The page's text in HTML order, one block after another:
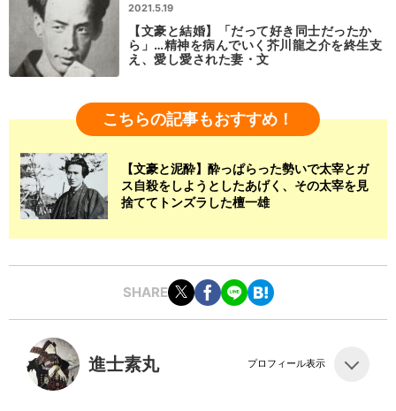
2021.5.19
【文豪と結婚】「だって好き同士だったか
ら」…精神を病んでいく芥川龍之介を終生支
え、愛し愛された妻・文
こちらの記事もおすすめ！
【文豪と泥酔】酔っぱらった勢いで太宰とガ
ス自殺をしようとしたあげく、その太宰を見
捨ててトンズラした檀一雄
SHARE
進士素丸 プロフィール表示